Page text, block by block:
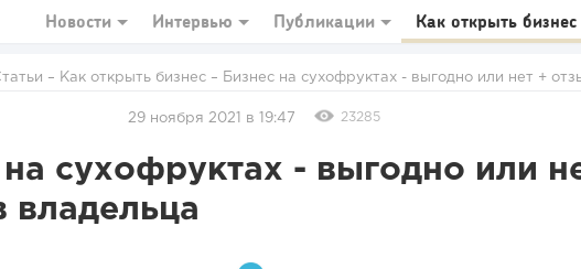
Новости Интервью Публикации Как открыть бизнес
– Как открыть бизнес– Бизнес на сухофруктах - выгодно или нет + отзыв
29 ноября 2021 в 19:47
23285
на сухофруктах - выгодно или
владельца